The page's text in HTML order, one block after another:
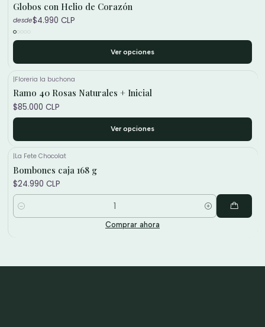
Globos con Helio de Corazón
desde$4.990 CLP
Ver opciones
|Floreria la buchona
Ramo 40 Rosas Naturales + Inicial
$85.000 CLP
Ver opciones
|La Fete Chocolat
Bombones caja 168 g
$24.990 CLP
Cantidad
Comprar ahora